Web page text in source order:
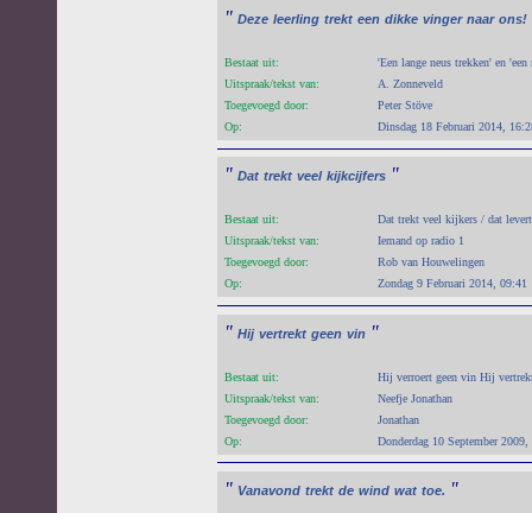
" Deze leerling trekt een dikke vinger naar ons!
Bestaat uit:
'Een lange neus trekken' en
Uitspraak/tekst van:
A. Zonneveld
Toegevoegd door:
Peter Stöve
Op:
Dinsdag 18 Februari 2014,
" Dat trekt veel kijkcijfers "
Bestaat uit:
Dat trekt veel kijkers / dat
Uitspraak/tekst van:
Iemand op radio 1
Toegevoegd door:
Rob van Houwelingen
Op:
Zondag 9 Februari 2014, 09:41
" Hij vertrekt geen vin "
Bestaat uit:
Hij verroert geen vin Hij
Uitspraak/tekst van:
Neefje Jonathan
Toegevoegd door:
Jonathan
Op:
Donderdag 10 September 2009,
" Vanavond trekt de wind wat toe. "